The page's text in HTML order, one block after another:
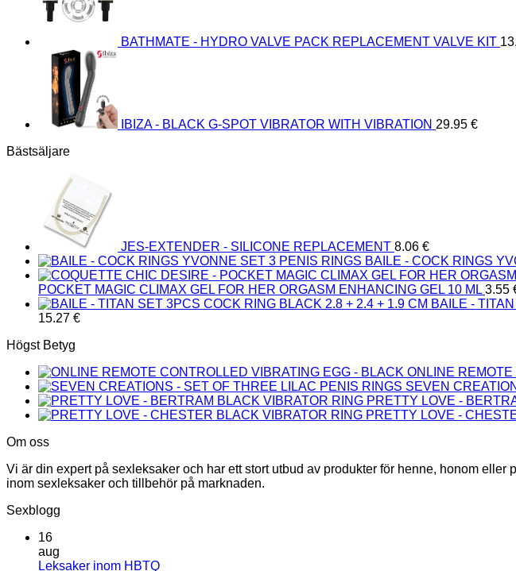
BATHMATE - HYDRO VALVE PACK REPLACEMENT VALVE KIT
IBIZA - BLACK G-SPOT VIBRATOR WITH VIBRATION 29.95 €
Bästsäljare
JES-EXTENDER - SILICONE REPLACEMENT 8.06 €
BAILE - COCK RINGS
POCKET MAGIC CLIMAX GEL FOR HER ORGASM ENHANCING GEL 10 ML 3.55
BAILE -
15.27 €
Högst Betyg
ONLINE
SEVEN
PRETTY LOVE -
PRETTY LOVE -
Om oss
Vi är din expert på sexleksaker och har ett stort utbud av produkter för henne, honom eller
inom sexleksaker och tillbehör på marknaden.
Sexblogg
16
aug
Leksaker inom HBTQInga